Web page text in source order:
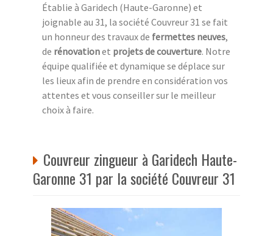
Établie à Garidech (Haute-Garonne) et
joignable au 31, la société Couvreur 31 se fait
un honneur des travaux de fermettes neuves,
de rénovationet projets de couverture. Notre
équipe qualifiée et dynamique se déplace sur
les lieux afin de prendre en considération vos
attentes et vous conseiller sur le meilleur
choix à faire.
Couvreur zingueur à Garidech Haute-
Garonne 31 par la société Couvreur 31